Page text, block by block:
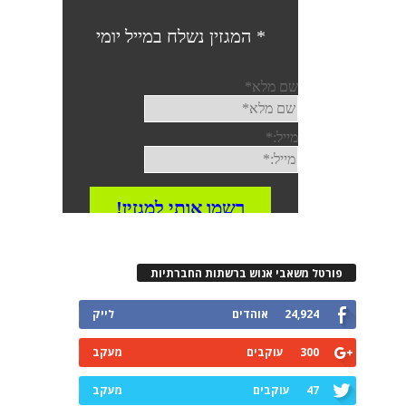
פורטל משאבי אנוש ברשתות החברתיות
24,924 אוהדים לייק
300 עוקבים מעקב
47 עוקבים מעקב